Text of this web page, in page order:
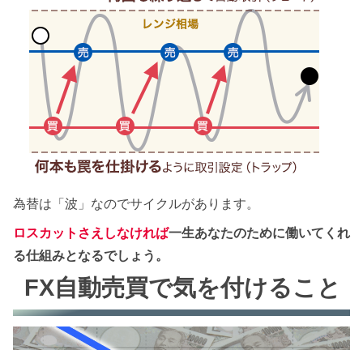
為替は「波」なのでサイクルがあります。
ロスカットさえしなければ一生あなたのために働いてくれ
る仕組みとなるでしょう。
FX自動売買で気を付けること